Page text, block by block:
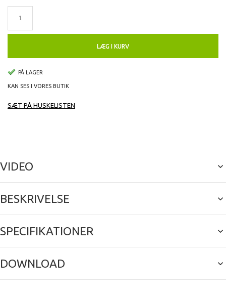
LÆG I KURV
PÅ LAGER
KAN SES I VORES BUTIK
SÆT PÅ HUSKELISTEN
VIDEO
BESKRIVELSE
SPECIFIKATIONER
DOWNLOAD